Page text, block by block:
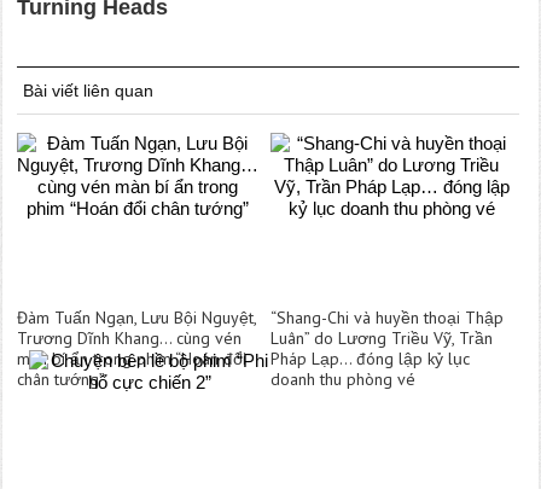
Bài viết liên quan
Đàm Tuấn Ngạn, Lưu Bội Nguyệt,
Trương Dĩnh Khang… cùng vén
màn bí ẩn trong phim “Hoán đổi
chân tướng”
“Shang-Chi và huyền thoại Thập
Luân” do Lương Triều Vỹ, Trần
Pháp Lạp… đóng lập kỷ lục
doanh thu phòng vé